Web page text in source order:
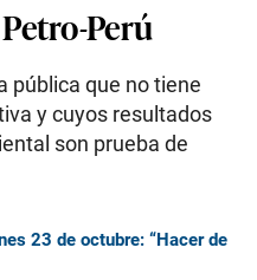
Perú
pública que no tiene
y cuyos resultados
son prueba de
23 de octubre: “Hacer de